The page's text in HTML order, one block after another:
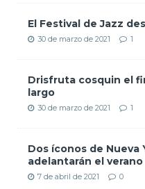
El Festival de Jazz
30 de marzo de 2021 1
Drisfruta cosquin el
largo
30 de marzo de 2021 1
Dos íconos de Nueva
adelantarán el verano
7 de abril de 2021 0